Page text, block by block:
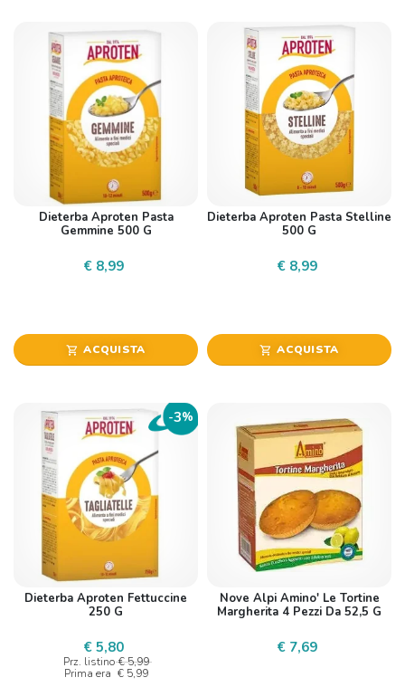
Dieterba Aproten Pasta
Gemmine 500 G
€ 8,99
shopping_cart ACQUISTA
Dieterba Aproten Pasta Stelline
500 G
€ 8,99
shopping_cart ACQUISTA
-3%
Dieterba Aproten Fettuccine
250 G
€ 5,80
Prz. listino € 5,99
Prima era € 5,99
Nove Alpi Amino' Le Tortine
Margherita 4 Pezzi Da 52,5 G
€ 7,69